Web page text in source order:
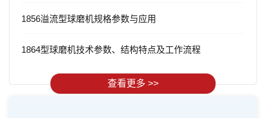
1856溢流型球磨机规格参数与应用
1864型球磨机技术参数、结构特点及工作流程
查看更多 >>